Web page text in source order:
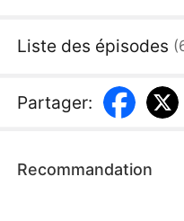
autre que son patron
ignore, c'est que
orchestre sa
Liste des épisodes (
Partager:
Recommandation